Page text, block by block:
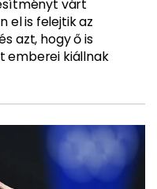
várt
el is felejtik az
azt, hogy ő is
emberei kiállnak